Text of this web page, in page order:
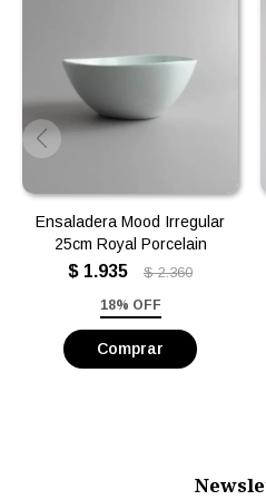
Ensaladera Mood Irregular
25cm Royal Porcelain
$ 1.935 $ 2.360
18% OFF